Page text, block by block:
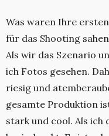
Was waren Ihre
für das Shooting
Als wir das Szenario
ich Fotos gesehen.
riesig und
gesamte Produktion
stark und cool. Als ich